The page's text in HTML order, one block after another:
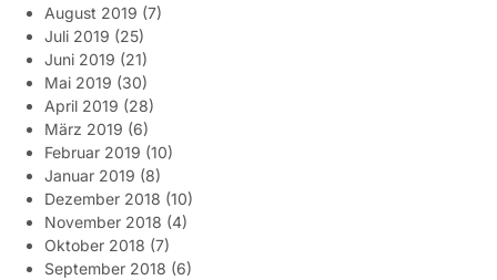
August 2019 (7)
Juli 2019 (25)
Juni 2019 (21)
Mai 2019 (30)
April 2019 (28)
März 2019 (6)
Februar 2019 (10)
Januar 2019 (8)
Dezember 2018 (10)
November 2018 (4)
Oktober 2018 (7)
September 2018 (6)